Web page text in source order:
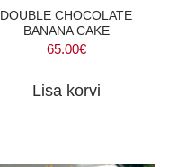
DOUBLE CHOCOLATE
BANANA CAKE
65.00€
Lisa korvi